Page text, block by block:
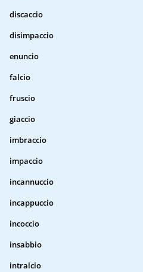
discaccio
disimpaccio
enuncio
falcio
fruscio
giaccio
imbraccio
impaccio
incannuccio
incappuccio
incoccio
insabbio
intralcio